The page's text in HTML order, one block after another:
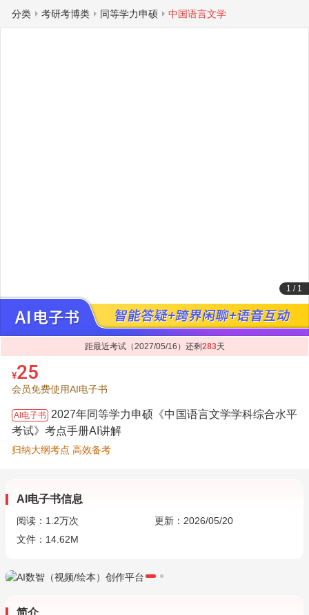
分类 考研考博类 同等学力申硕 中国语言文学
1 / 1
距最近考试（2027/05/16）还剩283天
¥25
会员免费使用AI电子书
AI电子书 2027年同等学力申硕《中国语言文学学科综合水平
考试》考点手册AI讲解
归纳大纲考点 高效备考
AI电子书信息
阅读： 1.2万次
更新：2026/05/20
文件：14.62M
简介